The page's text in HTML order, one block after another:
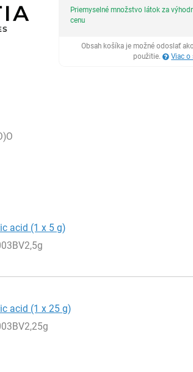
Priemyselné množstvo látok za
cenu
Obsah košíka je možné odoslať
použitie.
Viac o
acid (1 x 5 g)
acid (1 x 25 g)